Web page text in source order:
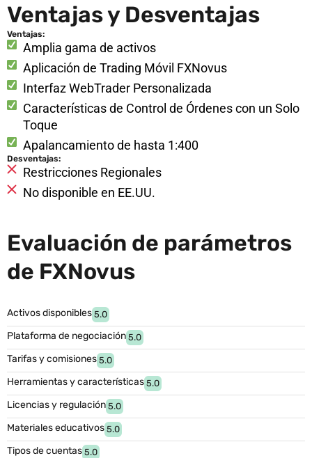
Ventajas y Desventajas
Ventajas:
Amplia gama de activos
Aplicación de Trading Móvil FXNovus
Interfaz WebTrader Personalizada
Características de Control de Órdenes con un Solo
Toque
Apalancamiento de hasta 1:400
Desventajas:
Restricciones Regionales
No disponible en EE.UU.
Evaluación de parámetros
de FXNovus
Activos disponibles 5.0
Plataforma de negociación 5.0
Tarifas y comisiones 5.0
Herramientas y características 5.0
Licencias y regulación 5.0
Materiales educativos 5.0
Tipos de cuentas 5.0